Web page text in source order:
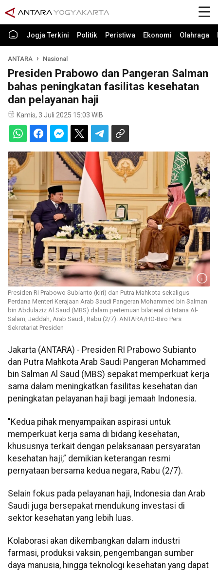
Jogja Terkini Politik Peristiwa Ekonomi Olahraga
ANTARA Nasional
Presiden Prabowo dan Pangeran Salman
bahas peningkatan fasilitas kesehatan
dan pelayanan haji
Kamis, 3 Juli 2025 15:03 WIB
Presiden RI Prabowo Subianto (kiri) dan Putra Mahkota sekaligus
Perdana Menteri Kerajaan Arab Saudi Pangeran Mohammed bin Salman
bin Abdulaziz Al Saud (MBS) dalam pertemuan bilateral di Istana Al-
Salam, Jeddah, Arab Saudi, Rabu (2/7). ANTARA/HO-Biro Pers
Sekretariat Presiden
Jakarta (ANTARA) - Presiden RI Prabowo Subianto
dan Putra Mahkota Arab Saudi Pangeran Mohammed
bin Salman Al Saud (MBS) sepakat memperkuat kerja
sama dalam meningkatkan fasilitas kesehatan dan
peningkatan pelayanan haji bagi jemaah Indonesia.
"Kedua pihak menyampaikan aspirasi untuk
memperkuat kerja sama di bidang kesehatan,
khususnya terkait dengan pelaksanaan persyaratan
kesehatan haji,” demikian keterangan resmi
pernyataan bersama kedua negara, Rabu (2/7).
Selain fokus pada pelayanan haji, Indonesia dan Arab
Saudi juga bersepakat mendukung investasi di
sektor kesehatan yang lebih luas.
Kolaborasi akan dikembangkan dalam industri
farmasi, produksi vaksin, pengembangan sumber
daya manusia, hingga teknologi kesehatan yang dapat